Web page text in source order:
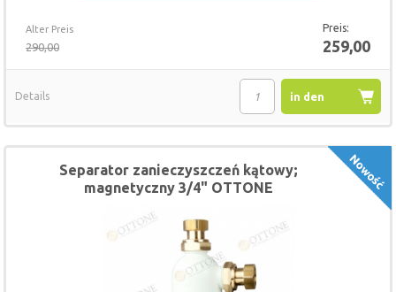
Alter Preis
290,00
Preis:
259,00
in den
Details
Separator zanieczyszczeń kątowy;
magnetyczny 3/4" OTTONE